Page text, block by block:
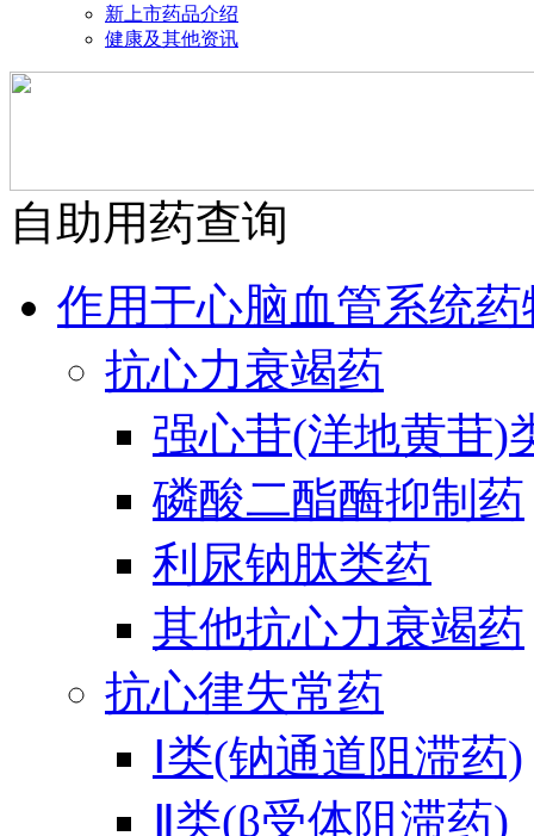
新上市药品介绍
健康及其他资讯
自助用药查询
作用于心脑血管系统药
抗心力衰竭药
强心苷(洋地黄苷)
磷酸二酯酶抑制药
利尿钠肽类药
其他抗心力衰竭药
抗心律失常药
Ⅰ类(钠通道阻滞药)
Ⅱ类(β受体阻滞药)